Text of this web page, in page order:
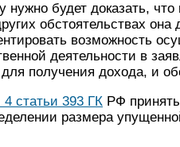
будет доказать,
обстоятельствах
возможность
деятельности в
получения дохода, и
4 статьи 393 ГК РФ
размера